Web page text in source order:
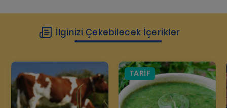
İlginizi Çekebilecek İçerikler
TARIF